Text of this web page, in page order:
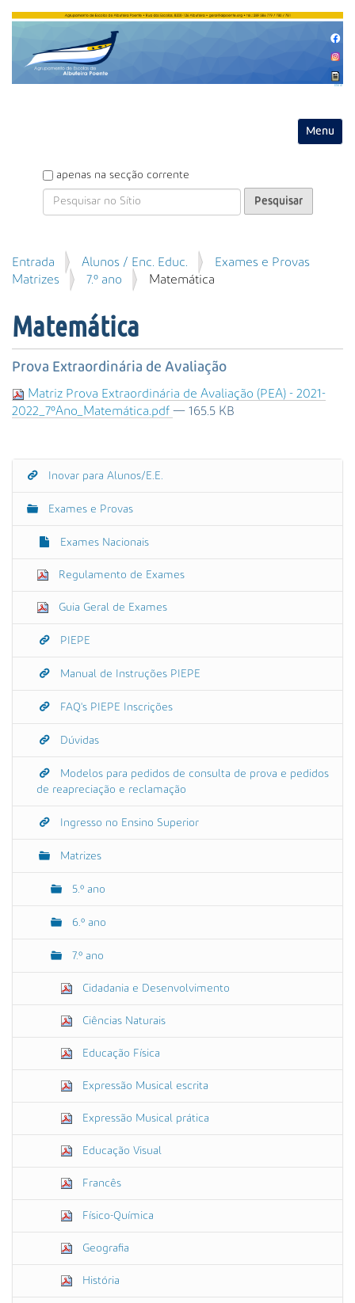
Toggle
P
e
i
s
apenas na secção corrente
P
e
u
s
A
v
Entrada Alunos / Enc. Educ.
Exames e Provas
Matrizes
7.º ano Matemática
Matemática
Prova Extraordinária de Avaliação
Matriz Prova Extraordinária de Avaliação (PEA) - 2021-
2022_7ºAno_Matemática.pdf — 165.5 KB
N
Inovar para Alunos/E.E.
Exames e Provas
Exames Nacionais
Regulamento de Exames
Guia Geral de Exames
PIEPE
Manual de Instruções PIEPE
FAQ's PIEPE Inscrições
Dúvidas
Modelos para pedidos de consulta de prova e pedidos
de reapreciação e reclamação
Ingresso no Ensino Superior
Matrizes
5.º ano
6.º ano
7.º ano
Cidadania e Desenvolvimento
Ciências Naturais
Educação Física
Expressão Musical escrita
Expressão Musical prática
Educação Visual
Francês
Físico-Química
Geografia
História